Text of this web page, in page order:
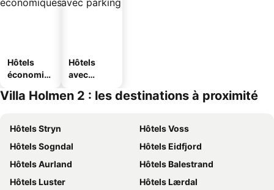
Hôtels
économiq
Hôtels
avec
Villa Holmen 2 : les destinations à proximité
Hôtels Stryn
Hôtels Voss
Hôtels Sogndal
Hôtels Eidfjord
Hôtels Aurland
Hôtels Balestrand
Hôtels Luster
Hôtels Lærdal